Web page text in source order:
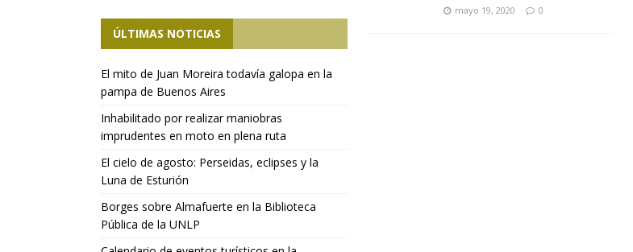
ÚLTIMAS NOTICIAS
El mito de Juan Moreira todavía galopa en la
pampa de Buenos Aires
Inhabilitado por realizar maniobras
imprudentes en moto en plena ruta
El cielo de agosto: Perseidas, eclipses y la
Luna de Esturión
Borges sobre Almafuerte en la Biblioteca
Pública de la UNLP
mayo 19, 2020 0